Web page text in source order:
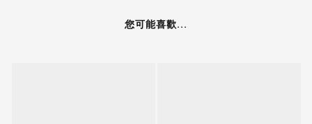
您可能喜歡...